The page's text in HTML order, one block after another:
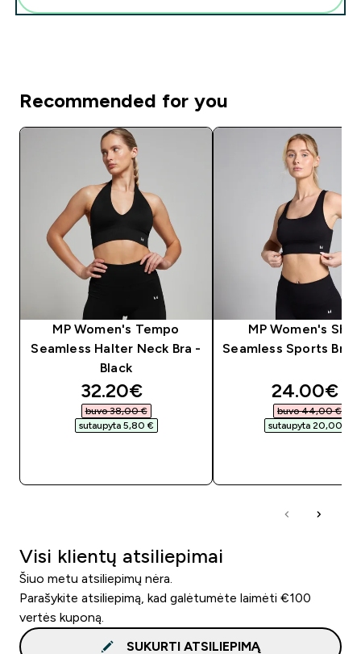
Recommended for you
MP Women's Tempo
Seamless Halter Neck Bra -
Black
discounted price
32.20€‎
buvo 38,00 €‎
sutaupyta 5,80 €‎
MP Women's
Seamless Sports Bra
24.00€‎
buvo 44,00 €‎
sutaupyta 20,00 €‎
Visi klientų atsiliepimai
Šiuo metu atsiliepimų nėra.
Parašykite atsiliepimą, kad galėtumėte laimėti €100
vertės kuponą.
SUKURTI ATSILIEPIMĄ